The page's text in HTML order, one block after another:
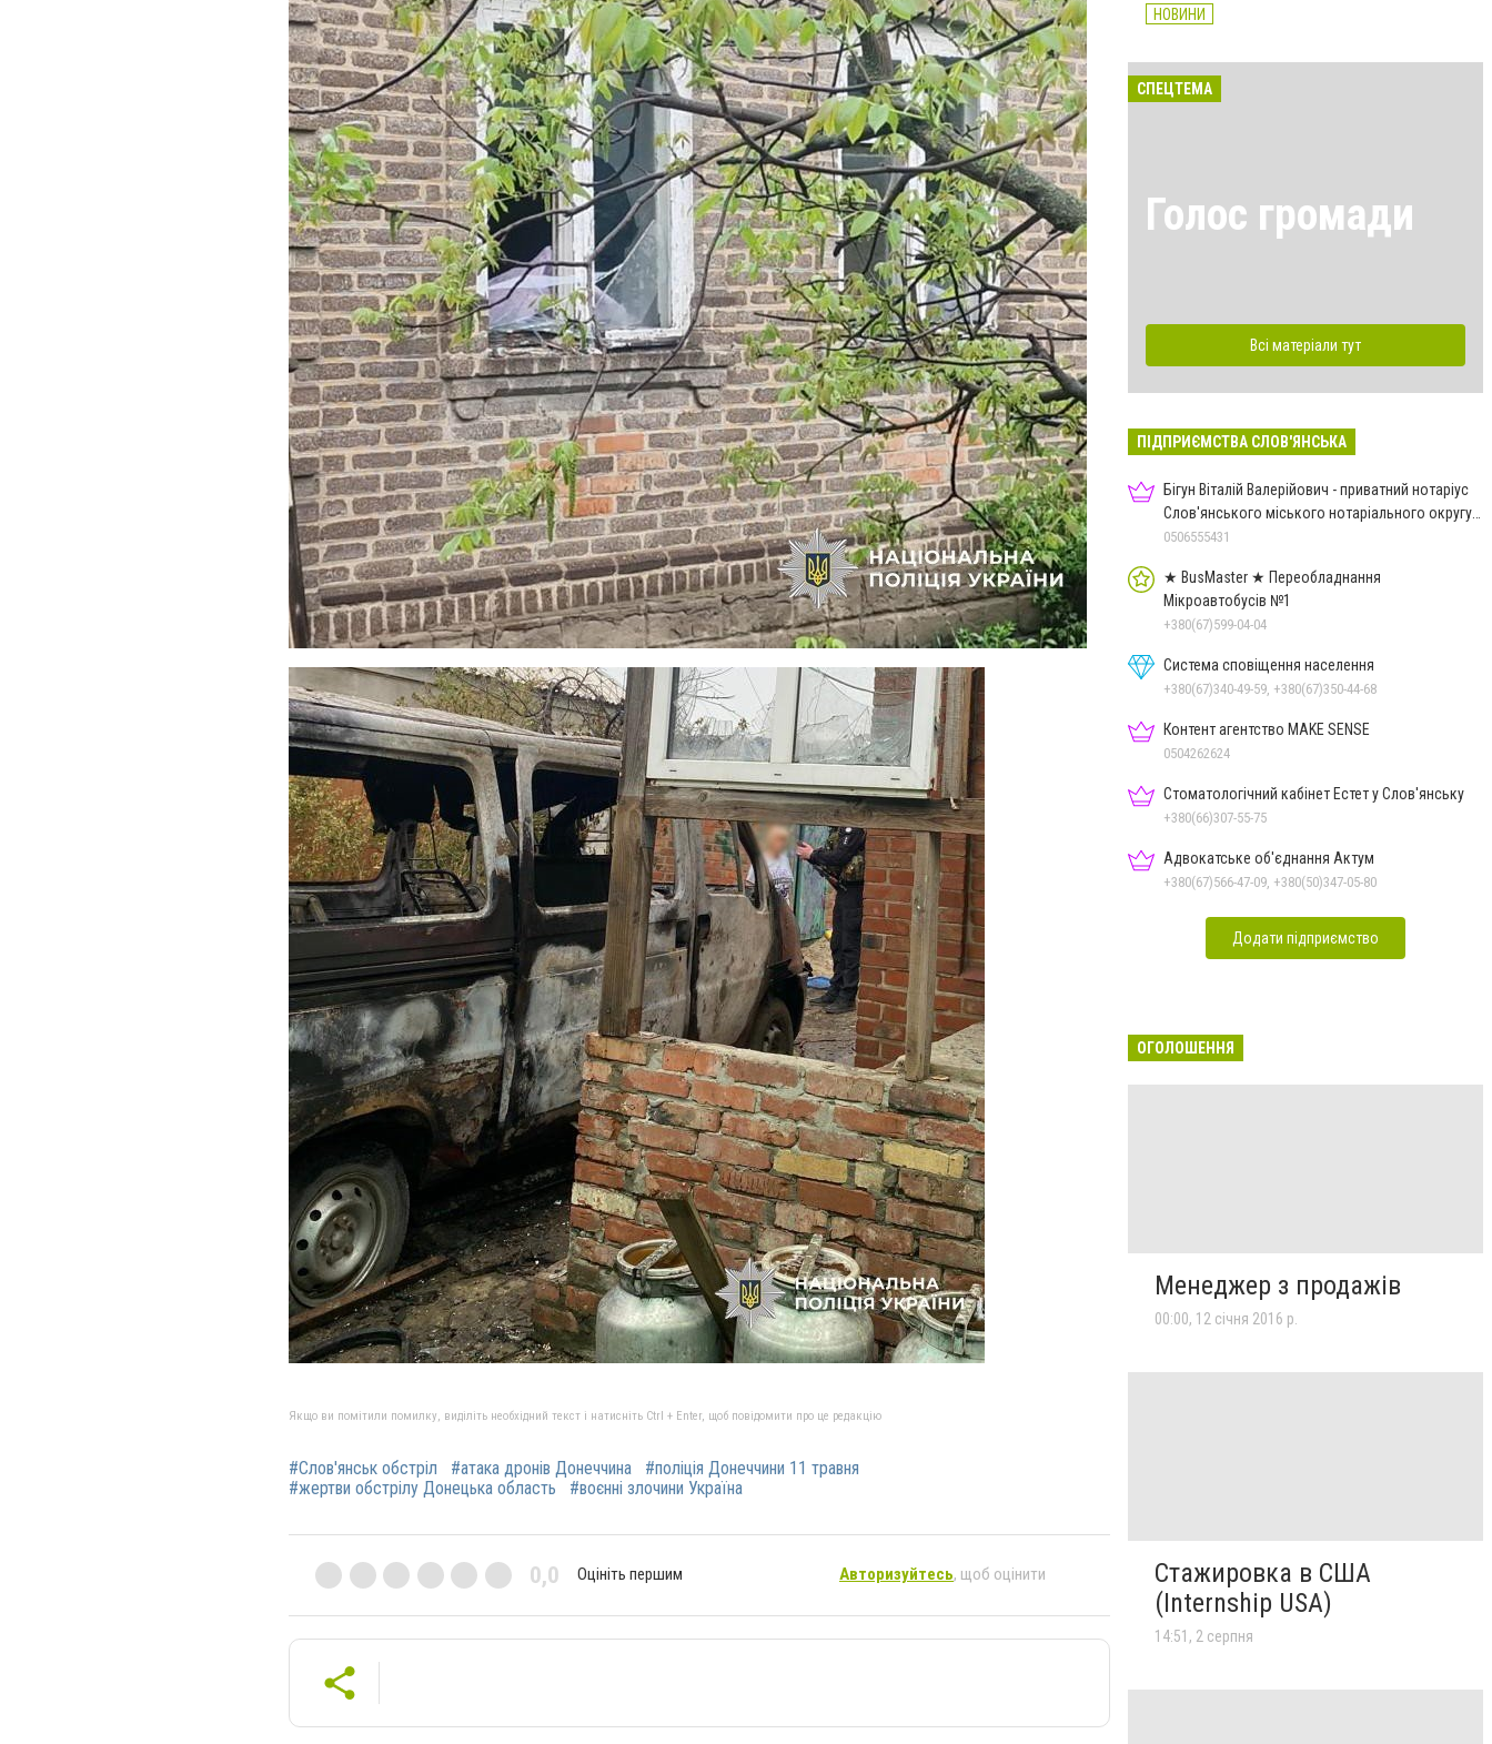
Якщо ви помітили помилку, виділіть необхідний текст і натисніть Ctrl + Enter, щоб повідомити про це редакцію
#Слов'янськ обстріл #атака дронів Донеччина
#поліція Донеччини 11 травня
#жертви обстрілу Донецька область
#воєнні злочини Україна
0,0 Оцініть першим Авторизуйтесь, щоб оцінити
НОВИНИ
СПЕЦТЕМА
Голос громади
Всі матеріали тут
ПІДПРИЄМСТВА СЛОВ'ЯНСЬКА
Бігун Віталій Валерійович - приватний нотаріус
Слов'янського міського нотаріального округу
Дон.обл.
0506555431
★ BusMaster ★ Переобладнання
Мікроавтобусів №1
+380(67)599-04-04
Система сповіщення населення
+380(67)340-49-59, +380(67)350-44-68
Контент агентство MAKE SENSE
0504262624
Стоматологічний кабінет Естет у Слов'янську
+380(66)307-55-75
Адвокатське об'єднання Актум
+380(67)566-47-09, +380(50)347-05-80
Додати підприємство
ОГОЛОШЕННЯ
Менеджер з продажів
00:00, 12 січня 2016 р.
Стажировка в США
(Internship USA)
14:51, 2 серпня